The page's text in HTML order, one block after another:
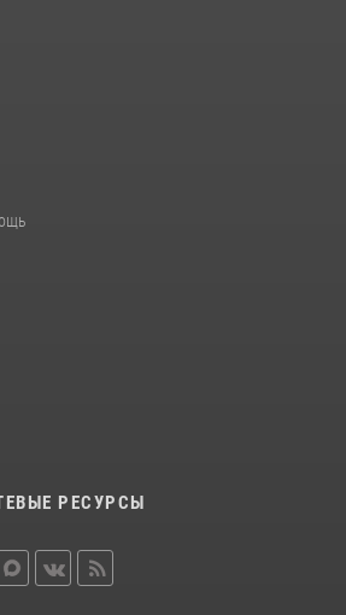
РЕСУРСЫ